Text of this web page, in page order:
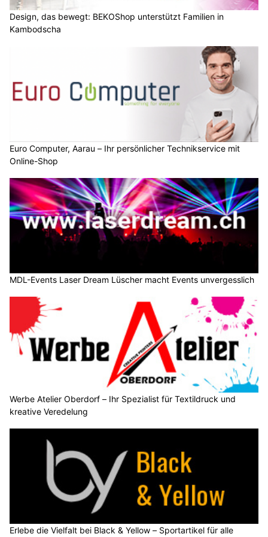
Design, das bewegt: BEKOShop unterstützt Familien in
Kambodscha
Euro Computer, Aarau – Ihr persönlicher Technikservice mit
Online-Shop
MDL-Events Laser Dream Lüscher macht Events unvergesslich
Werbe Atelier Oberdorf – Ihr Spezialist für Textildruck und
kreative Veredelung
Erlebe die Vielfalt bei Black & Yellow – Sportartikel für alle